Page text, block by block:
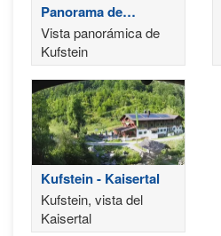
Panorama de
Kufstein
Vista panorámica de
Kufstein
Kufstein - Kaisertal
Kufstein, vista del
Kaisertal